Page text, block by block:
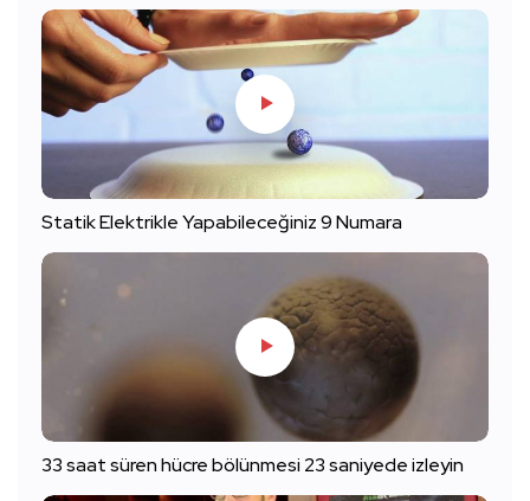
Statik Elektrikle Yapabileceğiniz 9 Numara
33 saat süren hücre bölünmesi 23 saniyede izleyin